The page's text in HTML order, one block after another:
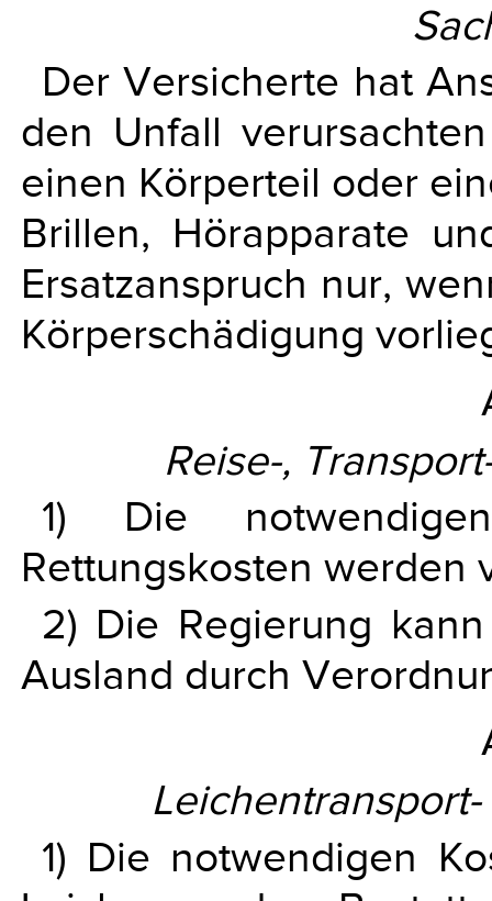
Der Versicherte hat
den Unfall
einen Körperteil oder
Brillen, Hörapparate
Ersatzanspruch nur,
Körperschädigung
Reise-,
1) Die
Rettungskosten werden
2) Die Regierung
Ausland durch
1) Die notwendigen